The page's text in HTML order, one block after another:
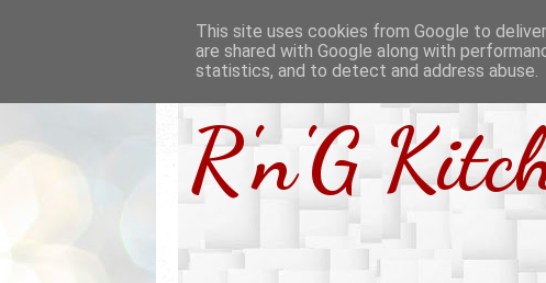
R'n'G
This site uses cookies from Google to
are shared with Google along with
statistics, and to detect and address abuse.